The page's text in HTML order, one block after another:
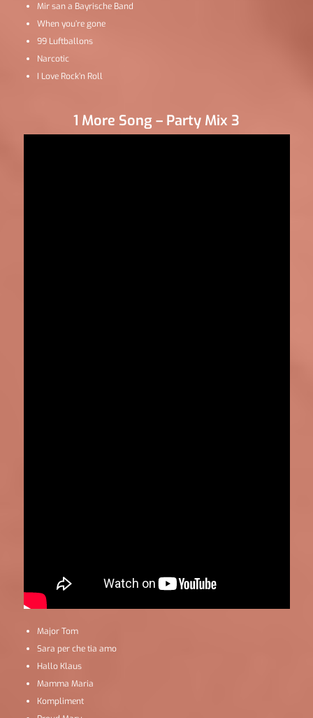
Mir san a Bayrische Band
When you’re gone
99 Luftballons
Narcotic
I Love Rock’n Roll
1 More Song – Party Mix 3
Major Tom
Sara per che tia amo
Hallo Klaus
Mamma Maria
Kompliment